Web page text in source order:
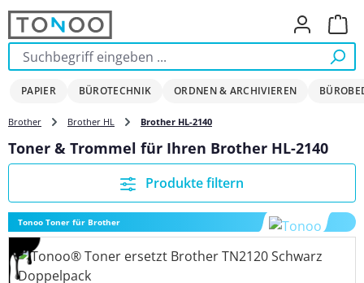
Zum Hauptinhalt springen
PAPIER BÜROTECHNIK ORDNEN & ARCHIVIEREN
Brother Brother HL Brother HL-2140
Toner & Trommel für Ihren Brother HL-2140
Produkte filtern
Tonoo Toner für Brother